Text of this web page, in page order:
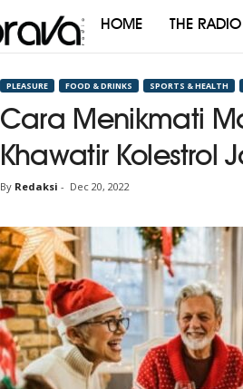
Brava
HOME THE RADIO
PLEASURE FOOD & DRINKS SPORTS & HEALTH
Cara Menikmati
Khawatir Kolestrol
By Redaksi - Dec 20, 2022